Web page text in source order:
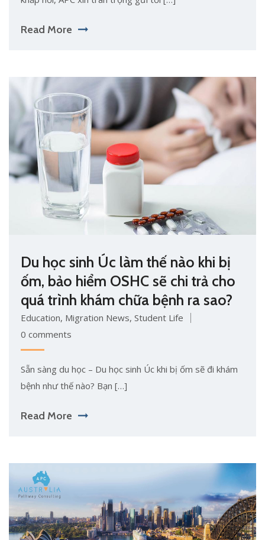
Read More
Du học sinh Úc làm thế nào khi bị
ốm, bảo hiểm OSHC sẽ chi trả cho
quá trình khám chữa bệnh ra sao?
Education, Migration News, Student Life
0 comments
Sẵn sàng du học – Du học sinh Úc khi bị ốm sẽ đi khám
bệnh như thế nào? Bạn […]
Read More